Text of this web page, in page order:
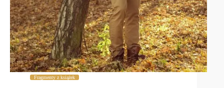
Fragmenty z książek